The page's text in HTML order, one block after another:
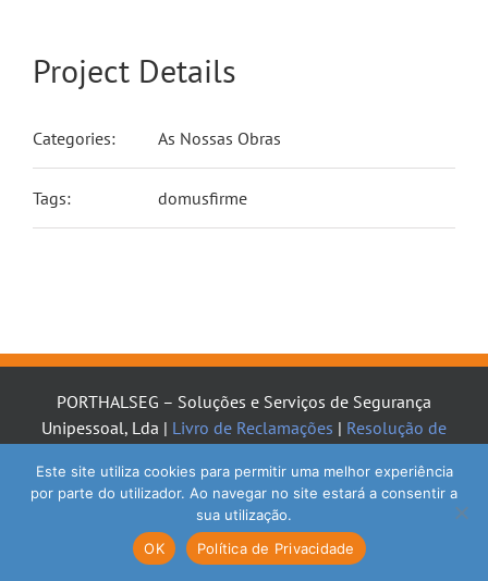
Project Details
Categories: As Nossas Obras
Tags: domusfirme
PORTHALSEG – Soluções e Serviços de Segurança
Unipessoal, Lda | Livro de Reclamações | Resolução de
Este site utiliza cookies para permitir uma melhor experiência
por parte do utilizador. Ao navegar no site estará a consentir a
sua utilização.
OK
Política de Privacidade